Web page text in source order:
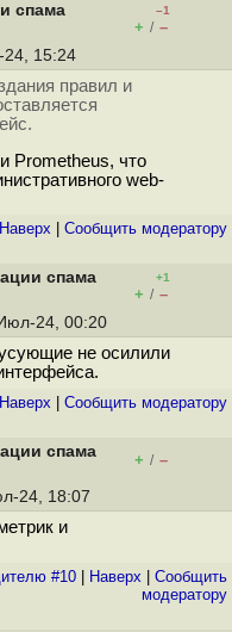
спама
–1
+ / –
15:24
правил и
Prometheus, что
web-
Наверх Cообщить модератору
спама
+1
+ / –
24, 00:20
не осилили
Наверх Cообщить модератору
спама
+ / –
24, 18:07
и
#10 Наверх
Cообщить
модератору